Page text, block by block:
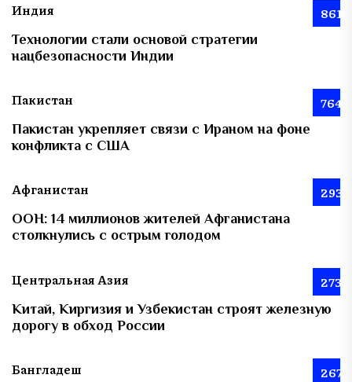
Индия 861
Технологии стали основой стратегии
нацбезопасности Индии
Пакистан 764
Пакистан укрепляет связи с Ираном на фоне
конфликта с США
Афганистан 293
ООН: 14 миллионов жителей Афганистана
столкнулись с острым голодом
Центральная Азия 273
Китай, Киргизия и Узбекистан строят железную
дорогу в обход России
Бангладеш 267